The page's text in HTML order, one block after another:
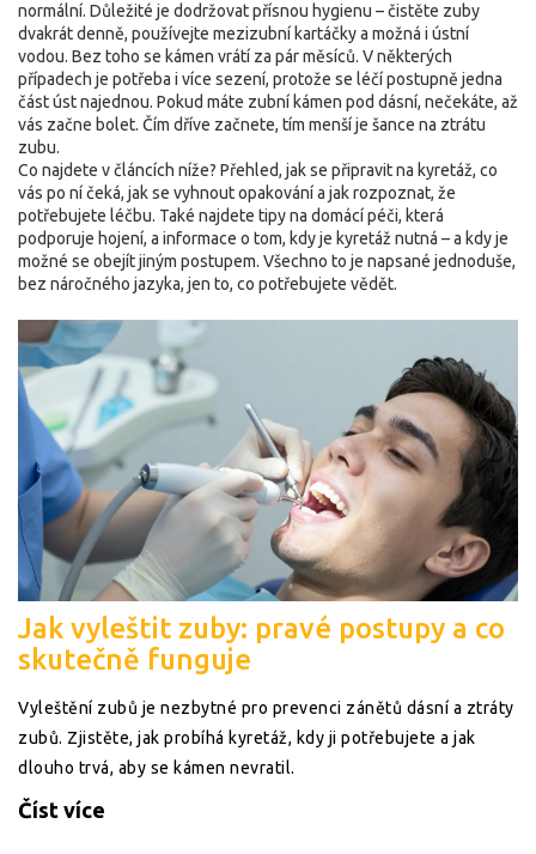
normální. Důležité je dodržovat přísnou hygienu – čistěte zuby
dvakrát denně, používejte mezizubní kartáčky a možná i ústní
vodou. Bez toho se kámen vrátí za pár měsíců. V některých
případech je potřeba i více sezení, protože se léčí postupně jedna
část úst najednou. Pokud máte zubní kámen pod dásní, nečekáte, až
vás začne bolet. Čím dříve začnete, tím menší je šance na ztrátu
zubu.
Co najdete v článcích níže? Přehled, jak se připravit na kyretáž, co
vás po ní čeká, jak se vyhnout opakování a jak rozpoznat, že
potřebujete léčbu. Také najdete tipy na domácí péči, která
podporuje hojení, a informace o tom, kdy je kyretáž nutná – a kdy je
možné se obejít jiným postupem. Všechno to je napsané jednoduše,
bez náročného jazyka, jen to, co potřebujete vědět.
Jak vyleštit zuby: pravé postupy a co
skutečně funguje
Vyleštění zubů je nezbytné pro prevenci zánětů dásní a ztráty
zubů. Zjistěte, jak probíhá kyretáž, kdy ji potřebujete a jak
dlouho trvá, aby se kámen nevratil.
Číst více